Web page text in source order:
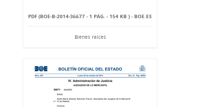
PDF (BOE-B-2014-36677 - 1 PÁG. - 154 KB ) - BOE.ES
Bienes raíces